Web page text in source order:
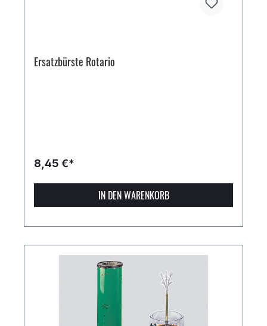
Ersatzbürste Rotario
8,45 €*
IN DEN WARENKORB